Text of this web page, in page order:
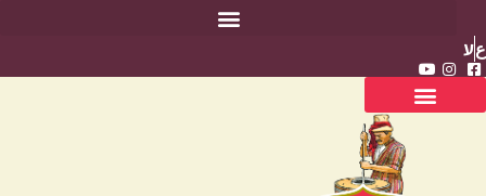
לתוכן
عע